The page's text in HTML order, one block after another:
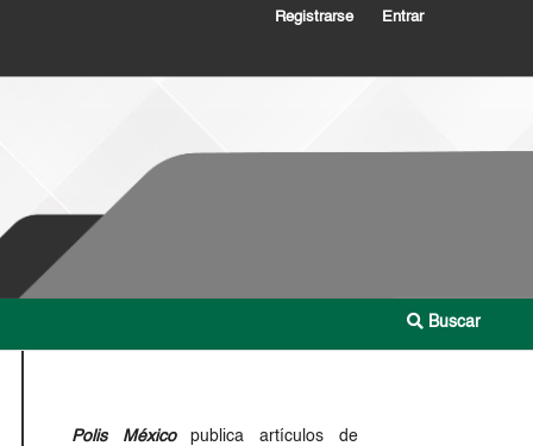
Buscar
Registrarse Entrar
Polis Méxicopublica artículos de